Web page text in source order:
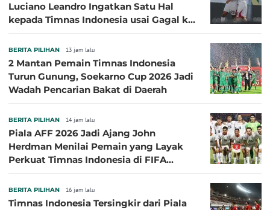
Luciano Leandro Ingatkan Satu Hal
kepada Timnas Indonesia usai Gagal ke
BERITA PILIHAN 13 jam lalu
2 Mantan Pemain Timnas Indonesia
Turun Gunung, Soekarno Cup 2026 Jadi
Wadah Pencarian Bakat di Daerah
BERITA PILIHAN 14 jam lalu
Piala AFF 2026 Jadi Ajang John
Herdman Menilai Pemain yang Layak
Perkuat Timnas Indonesia di FIFA
BERITA PILIHAN 16 jam lalu
Timnas Indonesia Tersingkir dari Piala